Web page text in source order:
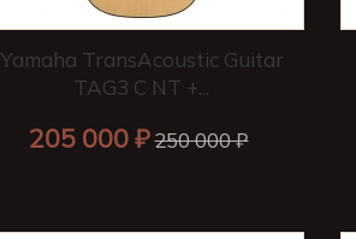
Yamaha TransAcoustic Guitar
TAG3 C NT +...
205 000 ₽250 000 ₽